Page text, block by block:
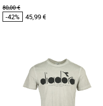
80,00 €
-42% 45,99 €
Vêtements pas cher et
Vêtements